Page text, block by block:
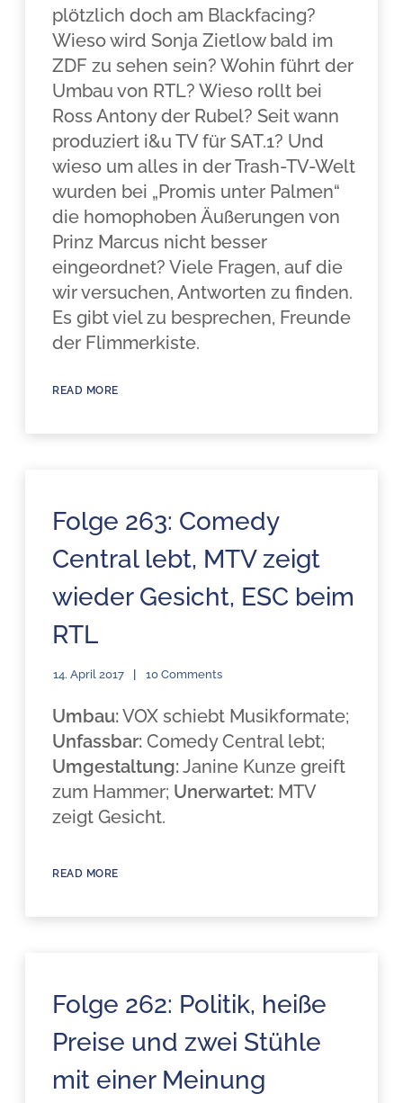
plötzlich doch am Blackfacing?
Wieso wird Sonja Zietlow bald im
ZDF zu sehen sein? Wohin führt der
Umbau von RTL? Wieso rollt bei
Ross Antony der Rubel? Seit wann
produziert i&u TV für SAT.1? Und
wieso um alles in der Trash-TV-Welt
wurden bei „Promis unter Palmen“
die homophoben Äußerungen von
Prinz Marcus nicht besser
eingeordnet? Viele Fragen, auf die
wir versuchen, Antworten zu finden.
Es gibt viel zu besprechen, Freunde
der Flimmerkiste.
READ MORE
Folge 263: Comedy
Central lebt, MTV zeigt
wieder Gesicht, ESC beim
RTL
14. April 2017 10 Comments
Umbau: VOX schiebt Musikformate;
Unfassbar: Comedy Central lebt;
Umgestaltung: Janine Kunze greift
zum Hammer; Unerwartet: MTV
zeigt Gesicht.
READ MORE
Folge 262: Politik, heiße
Preise und zwei Stühle
mit einer Meinung